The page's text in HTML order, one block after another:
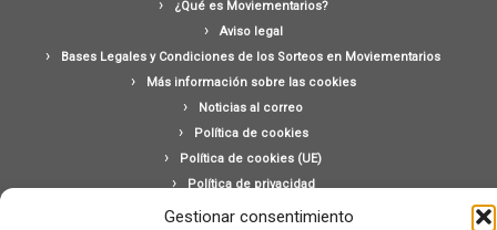
Gestionar consentimiento
¿Qué es Moviementarios?
Aviso legal
Bases Legales y Condiciones de los Sorteos en Moviementarios
Más información sobre las cookies
Noticias al correo
Política de cookies
Política de cookies (UE)
Política de privacidad
Ponte en contacto con nosotros